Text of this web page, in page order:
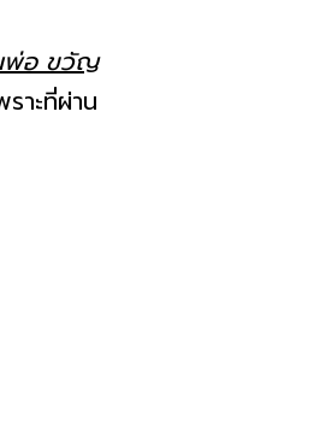
พ่อ ขวัญ
าะที่ผ่าน